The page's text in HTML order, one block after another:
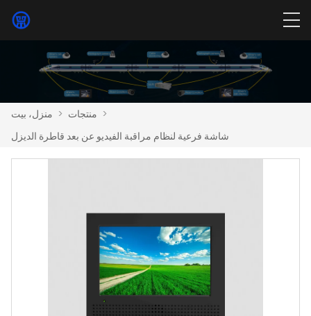
منزل، بيت > منتجات >
شاشة فرعية لنظام مراقبة الفيديو عن بعد قاطرة الديزل